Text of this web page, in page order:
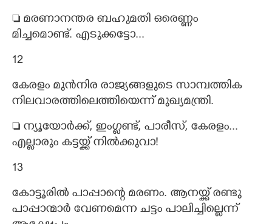
 മരണാനന്തര ബഹുമതി ഒരെണ്ണം
മിച്ചമൊണ്ട്. എടുക്കട്ടോ...
12
കേരളം മുൻനിര രാജ്യങ്ങളുടെ സാമ്പത്തിക
നിലവാരത്തിലെത്തിയെന്ന് മുഖ്യമന്ത്രി.
 ന്യൂയോർക്ക്, ഇംഗ്ളണ്ട്, പാരീസ്, കേരളം...
എല്ലാരും കട്ടയ്ക്ക് നിൽക്കുവാ!
13
കോട്ടൂരിൽ പാപ്പാന്റെ മരണം. ആനയ്ക്ക് രണ്ടു
പാപ്പാന്മാർ വേണമെന്ന ചട്ടം പാലിച്ചില്ലെന്ന്